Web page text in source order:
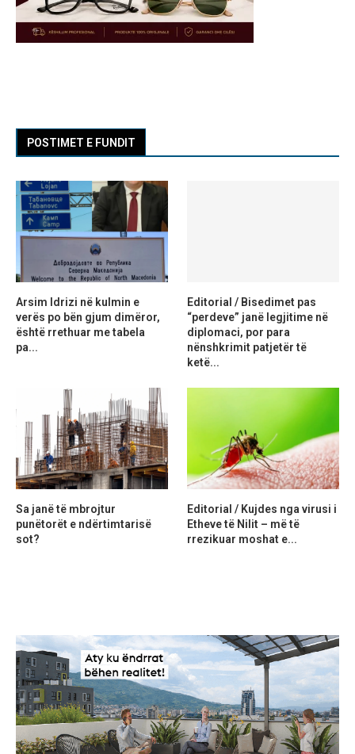
POSTIMET E FUNDIT
Arsim Idrizi në kulmin e
verës po bën gjum dimëror,
është rrethuar me tabela
pa...
Editorial / Bisedimet pas
“perdeve” janë legjitime në
diplomaci, por para
nënshkrimit patjetër të
ketë...
Sa janë të mbrojtur
punëtorët e ndërtimtarisë
sot?
Editorial / Kujdes nga virusi i
Etheve të Nilit – më të
rrezikuar moshat e...